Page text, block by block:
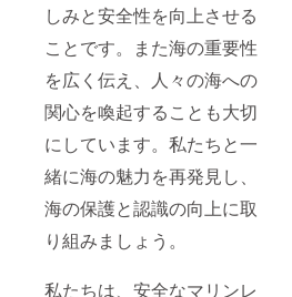
しみと安全性を向上させる
ことです。また海の重要性
を広く伝え、人々の海への
関心を喚起することも大切
にしています。私たちと一
緒に海の魅力を再発見し、
海の保護と認識の向上に取
り組みましょう。
私たちは、安全なマリンレ